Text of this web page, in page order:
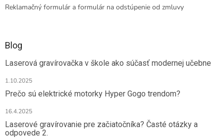
Reklamačný formulár a formulár na odstúpenie od zmluvy
Blog
Laserová gravírovačka v škole ako súčasť modernej učebne
1.10.2025
Prečo sú elektrické motorky Hyper Gogo trendom?
16.4.2025
Laserové gravírovanie pre začiatočníka? Časté otázky a
odpovede 2.